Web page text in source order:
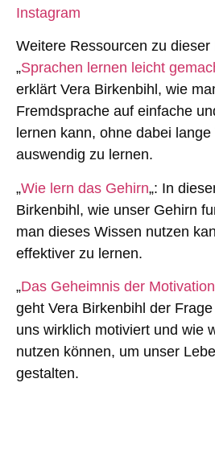
Instagram
Weitere Ressourcen zu dieser
„Sprachen lernen leicht
erklärt Vera Birkenbihl, wie
Fremdsprache auf einfache
lernen kann, ohne dabei
auswendig zu lernen.
„Wie lern das Gehirn„: In
Birkenbihl, wie unser Gehirn
man dieses Wissen nutzen
effektiver zu lernen.
„Das Geheimnis der Motivation
geht Vera Birkenbihl der
uns wirklich motiviert und wie
nutzen können, um unser
gestalten.